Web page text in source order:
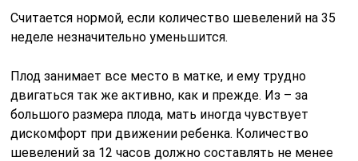
Считается нормой, если количество шевелений на 35
неделе незначительно уменьшится.
Плод занимает все место в матке, и ему трудно
двигаться так же активно, как и прежде. Из – за
большого размера плода, мать иногда чувствует
дискомфорт при движении ребенка. Количество
шевелений за 12 часов должно составлять не менее